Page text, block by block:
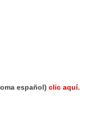
español) clic aquí.